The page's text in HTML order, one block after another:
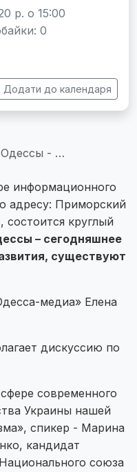
р. о 15:00
0
Додати до календаря
Одессы - …
информационного
адресу: Приморский
состоится круглый
– сегодняшнее
существуют
медиа» Елена
дискуссию по
современного
Украины нашей
спикер - Марина
кандидат
союза